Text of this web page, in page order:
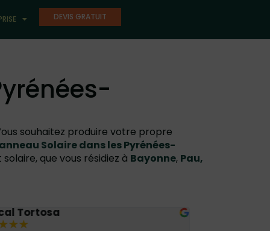
DEVIS GRATUIT
souhaitez produire votre propre
Solaire dans les Pyrénées-
que vous résidiez à Bayonne, Pau,
Tortosa
★★